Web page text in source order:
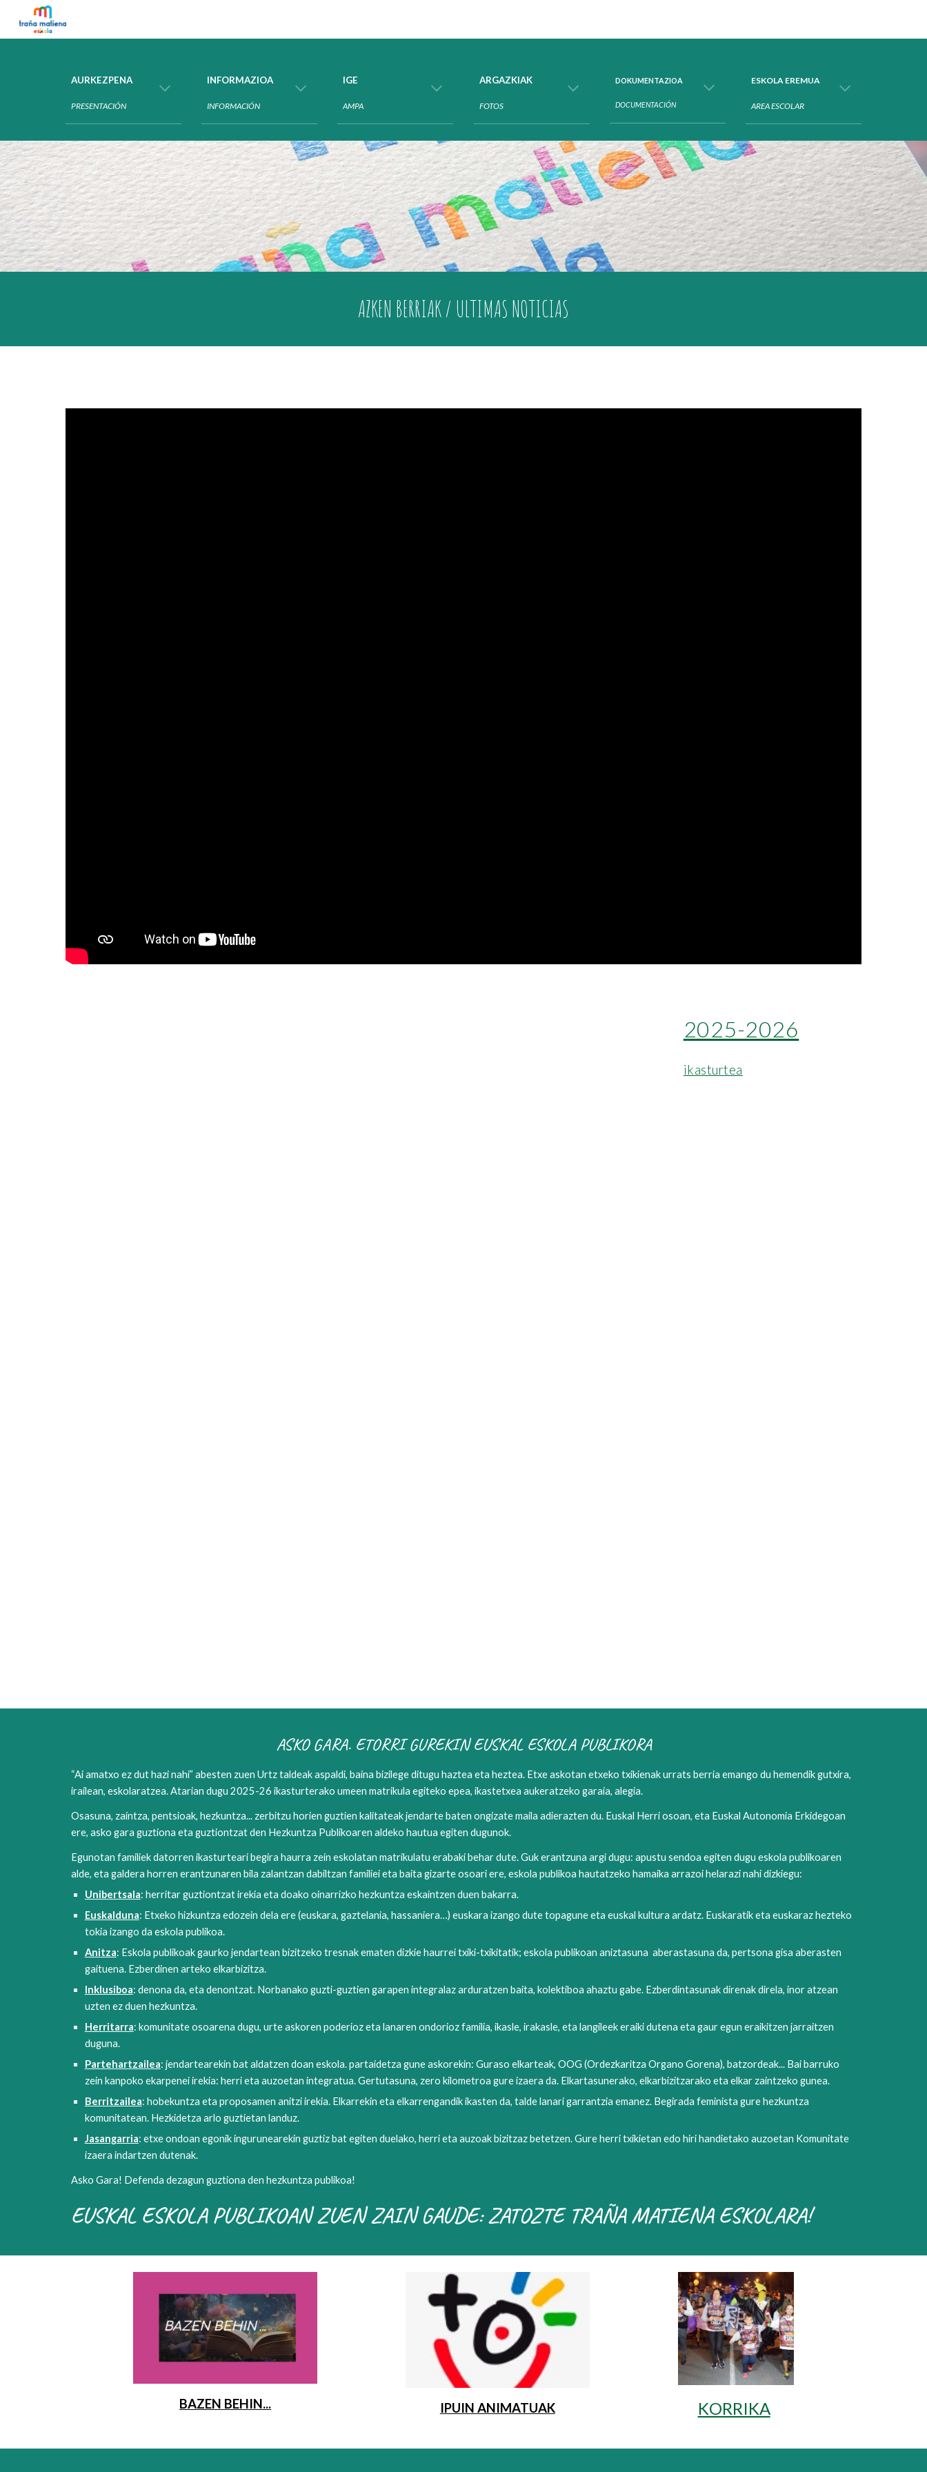
AURKEZPENA
PRESENTACIÓN
INFORMAZIOA
INFORMACIÓN
IGE
AMPA
ARGAZKIAK
FOTOS
DOKUMENTAZIOA
DOCUMENTACIÓN
ESKOLA EREMUA
AREA ESCOLAR
AZKEN BERRIAK/ ULTIMASNOTICIAS
2025-2026
ikasturtea
ASKO GARA. ETORRI GUREKIN EUSKAL ESKOLA PUBLIKORA
“Ai amatxo ez dut hazi nahi” abesten zuen Urtz taldeak aspaldi, baina bizilege ditugu haztea eta heztea. Etxe askotan etxeko txikienak urrats berria emango du hemendik gutxira,
irailean, eskolaratzea. Atarian dugu 2025-26 ikasturterako umeen matrikula egiteko epea, ikastetxea aukeratzeko garaia, alegia.
Osasuna, zaintza, pentsioak, hezkuntza... zerbitzu horien guztien kalitateak jendarte baten ongizate maila adierazten du. Euskal Herri osoan, eta Euskal Autonomia Erkidegoan
ere, asko gara guztiona eta guztiontzat den Hezkuntza Publikoaren aldeko hautua egiten dugunok.
Egunotan familiek datorren ikasturteari begira haurra zein eskolatan matrikulatu erabaki behar dute. Guk erantzuna argi dugu: apustu sendoa egiten dugu eskola publikoaren
alde, eta galdera horren erantzunaren bila zalantzan dabiltzan familiei eta baita gizarte osoari ere, eskola publikoa hautatzeko hamaika arrazoi helarazi nahi dizkiegu:
Unibertsala: herritar guztiontzat irekia eta doako oinarrizko hezkuntza eskaintzen duen bakarra.
Euskalduna: Etxeko hizkuntza edozein dela ere (euskara, gaztelania, hassaniera…) euskara izango dute topagune eta euskal kultura ardatz. Euskaratik eta euskaraz hezteko
tokia izango da eskola publikoa.
Anitza: Eskola publikoak gaurko jendartean bizitzeko tresnak ematen dizkie haurrei txiki-txikitatik; eskola publikoan aniztasuna aberastasuna da, pertsona gisa aberasten
gaituena. Ezberdinen arteko elkarbizitza.
Inklusiboa: denona da, eta denontzat. Norbanako guzti-guztien garapen integralaz arduratzen baita, kolektiboa ahaztu gabe. Ezberdintasunak direnak direla, inor atzean
uzten ez duen hezkuntza.
Herritarra: komunitate osoarena dugu, urte askoren poderioz eta lanaren ondorioz familia, ikasle, irakasle, eta langileek eraiki dutena eta gaur egun eraikitzen jarraitzen
duguna.
Partehartzailea: jendartearekin bat aldatzen doan eskola. partaidetza gune askorekin: Guraso elkarteak, OOG (Ordezkaritza Organo Gorena), batzordeak... Bai barruko
zein kanpoko ekarpenei irekia: herri eta auzoetan integratua. Gertutasuna, zero kilometroa gure izaera da. Elkartasunerako, elkarbizitzarako eta elkar zaintzeko gunea.
Berritzailea: hobekuntza eta proposamen anitzi irekia. Elkarrekin eta elkarrengandik ikasten da, talde lanari garrantzia emanez. Begirada feminista gure hezkuntza
komunitatean. Hezkidetza arlo guztietan landuz.
Jasangarria: etxe ondoan egonik ingurunearekin guztiz bat egiten duelako, herri eta auzoak bizitzaz betetzen. Gure herri txikietan edo hiri handietako auzoetan Komunitate
izaera indartzen dutenak.
Asko Gara! Defenda dezagun guztiona den hezkuntza publikoa!
EUSKAL ESKOLA PUBLIKOAN ZUEN ZAIN GAUDE: ZATOZTE TRAÑA MATIENA ESKOLARA!
BAZEN BEHIN... IPUIN ANIMATUAK KORRIKA